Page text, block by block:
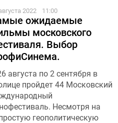
2022 11:00
ожидаемые
московского
Выбор
августа по 2 сентября в
пройдет 44 Московский
Несмотря на
геополитическую